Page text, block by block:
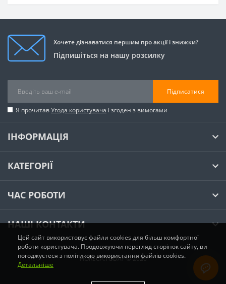
Хочете дізнаватися першим про акції і знижки?
Підпишіться на нашу розсилку
Підписатися
Я прочитавУгода користувача і згоден з вимогами
ІНФОРМАЦІЯ
КАТЕГОРІЇ
ЧАС РОБОТИ
НАШІ КОНТАКТИ
HORECA.TODAY © 2026
Цей сайт використовує файли cookies для більш комфортної
роботи користувача. Продовжуючи перегляд сторінок сайту, ви
погоджуєтеся з політикою використання файлів cookies.
Детальніше